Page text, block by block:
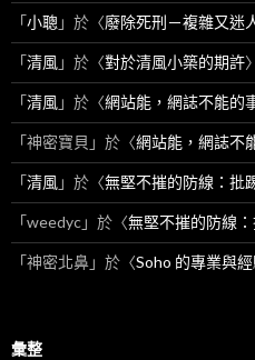
「小聰 」於〈廢除死刑－複雜又迷
「清風」於〈對於清風小築的期許
「清風」於〈網站能，網誌不能的
「神密寶貝 」於〈網站能，網誌不
「清風」於〈無堅不摧的防線：批
「weedyc」於〈無堅不摧的防線
「神密北鼻」於〈Soho 的專業與
彙整